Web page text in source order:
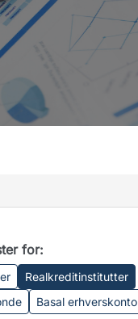
for:
Realkreditinstitutter
Basal erhverskonto